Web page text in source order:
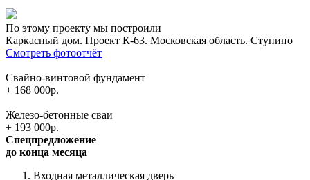
По этому проекту мы построили
Каркасный дом. Проект К-63. Московская область. Ступино
Смотреть фотоотчёт
Свайно-винтовой фундамент
+ 168 000р.
Железо-бетонные сваи
+ 193 000р.
Спецпредложение
до конца месяца
Входная металлическая дверь